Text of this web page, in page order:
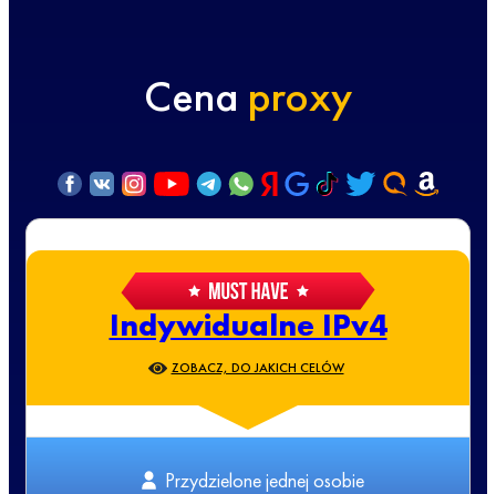
Cena proxy
Indywidualne IPv4
ZOBACZ, DO JAKICH CELÓW
Przydzielone jednej osobie